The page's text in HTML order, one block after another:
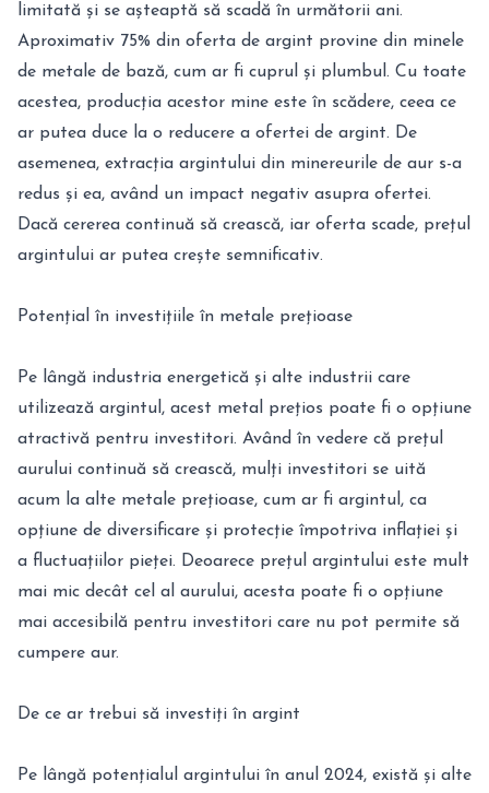
limitată și se așteaptă să scadă în următorii ani.
Aproximativ 75% din oferta de argint provine din minele
de metale de bază, cum ar fi cuprul și plumbul. Cu toate
acestea, producția acestor mine este în scădere, ceea ce
ar putea duce la o reducere a ofertei de argint. De
asemenea, extracția argintului din minereurile de aur s-a
redus și ea, având un impact negativ asupra ofertei.
Dacă cererea continuă să crească, iar oferta scade, prețul
argintului ar putea crește semnificativ.
Potențial în investițiile în metale prețioase
Pe lângă industria energetică și alte industrii care
utilizează argintul, acest metal prețios poate fi o opțiune
atractivă pentru investitori. Având în vedere că prețul
aurului continuă să crească, mulți investitori se uită
acum la alte metale prețioase, cum ar fi argintul, ca
opțiune de diversificare și protecție împotriva inflației și
a fluctuațiilor pieței. Deoarece prețul argintului este mult
mai mic decât cel al aurului, acesta poate fi o opțiune
mai accesibilă pentru investitori care nu pot permite să
cumpere aur.
De ce ar trebui să investiți în argint
Pe lângă potențialul argintului în anul 2024, există și alte